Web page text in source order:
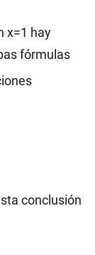
x=1 hay
fórmulas
conclusión